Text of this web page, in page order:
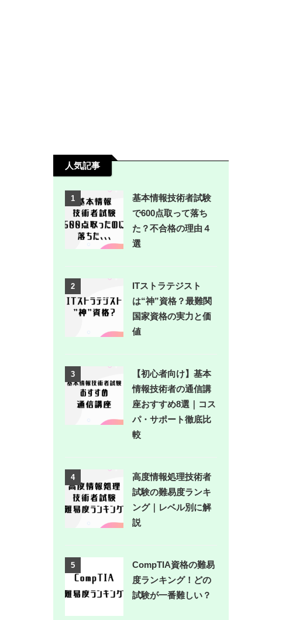
人気記事
1
基本情報技術者試験
で600点取って落ち
た？不合格の理由４
選
2
ITストラテジスト
は“神”資格？最難関
国家資格の実力と価
値
3
【初心者向け】基本
情報技術者の通信講
座おすすめ8選｜コス
パ・サポート徹底比
較
4
高度情報処理技術者
試験の難易度ランキ
ング｜レベル別に解
説
5
CompTIA資格の難易
度ランキング！どの
試験が一番難しい？